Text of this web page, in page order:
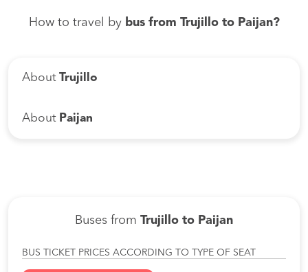
How to travel by bus from Trujillo to Paijan?
About Trujillo
About Paijan
Buses from Trujillo to Paijan
BUS TICKET PRICES ACCORDING TO TYPE OF SEAT